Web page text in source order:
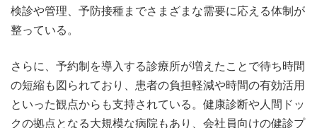
検診や管理、予防接種までさまざまな需要に応える体制が
整っている。
さらに、予約制を導入する診療所が増えたことで待ち時間
の短縮も図られており、患者の負担軽減や時間の有効活用
といった観点からも支持されている。健康診断や人間ドッ
クの拠点となる大規模な病院もあり、会社員向けの健診プ